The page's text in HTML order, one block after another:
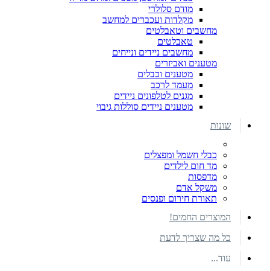
מודם סלולרי
מקלדות ועכברים למחשב
מחשבים וטאבלטים
טאבלטים
מחשבים ניידים ונייחים
מטענים ואביזרים
מטענים וכבלים
מעמד לרכב
מגנים לטלפונים ניידים
מטענים ניידים סוללות גיבוי
שונות
כבלי חשמל ומפצלים
מד חום לילדים
מדפסות
משקל אדם
תאורת חירום ופנסים
המוצרים החמים!
כל מה שצריך לדעת
עוד...